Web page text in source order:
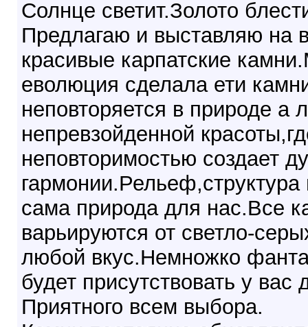
Солнце светит.Золото
Предлагаю и выставляю на
красивые карпатские
еволюция сделала ети
неповторяется в природе а
непревзойденной
неповторимостью создает
гармонии.Рельеф,структура
сама природа для нас.Все
варьируются от светло-
любой вкус.Немножко
будет присутствовать у вас
Приятного всем выбора.